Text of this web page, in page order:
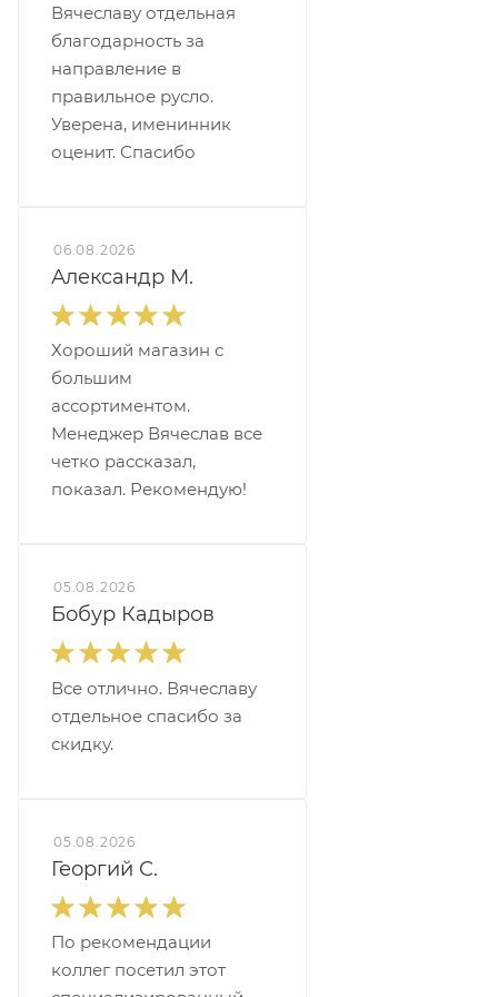
Вячеславу отдельная
благодарность за
направление в
правильное русло.
Уверена, именинник
оценит. Спасибо
06.08.2026
Александр М.
Хороший магазин с
большим
ассортиментом.
Менеджер Вячеслав все
четко рассказал,
показал. Рекомендую!
05.08.2026
Бобур Кадыров
Все отлично. Вячеславу
отдельное спасибо за
скидку.
05.08.2026
Георгий С.
По рекомендации
коллег посетил этот